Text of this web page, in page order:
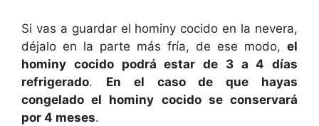
Si vas a guardar el hominy cocido en la nevera,
déjalo en la parte más fría, de ese modo, el
hominy cocido podrá estar de 3 a 4 días
refrigerado. En el caso de que hayas
congelado el hominy cocido se conservará
por 4 meses.